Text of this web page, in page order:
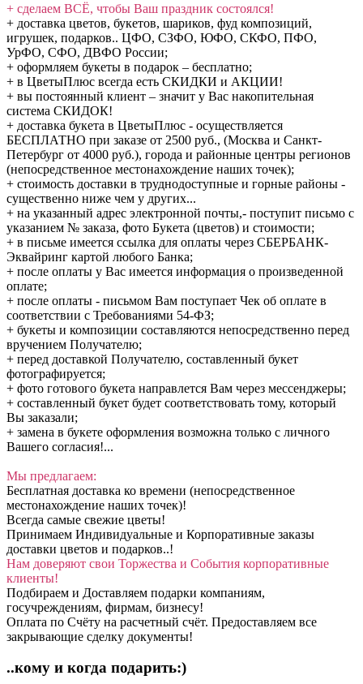
+ сделаем ВСЁ, чтобы Ваш праздник состоялся!
+ доставка цветов, букетов, шариков, фуд композиций,
игрушек, подарков.. ЦФО, СЗФО, ЮФО, СКФО, ПФО,
УрФО, СФО, ДВФО России;
+ оформляем букеты в подарок – бесплатно;
+ в ЦветыПлюс всегда есть СКИДКИ и АКЦИИ!
+ вы постоянный клиент – значит у Вас накопительная
система СКИДОК!
+ доставка букета в ЦветыПлюс - осуществляется
БЕСПЛАТНО при заказе от 2500 руб., (Москва и Санкт-
Петербург от 4000 руб.), города и районные центры регионов
(непосредственное местонахождение наших точек);
+ стоимость доставки в труднодоступные и горные районы -
существенно ниже чем у других...
+ на указанный адрес электронной почты,- поступит письмо с
указанием № заказа, фото Букета (цветов) и стоимости;
+ в письме имеется ссылка для оплаты через СБЕРБАНК-
Эквайринг картой любого Банка;
+ после оплаты у Вас имеется информация о произведенной
оплате;
+ после оплаты - письмом Вам поступает Чек об оплате в
соответствии с Требованиями 54-ФЗ;
+ букеты и композиции составляются непосредственно перед
вручением Получателю;
+ перед доставкой Получателю, составленный букет
фотографируется;
+ фото готового букета направлется Вам через мессенджеры;
+ составленный букет будет соответствовать тому, который
Вы заказали;
+ замена в букете оформления возможна только с личного
Вашего согласия!...
Мы предлагаем:
Бесплатная доставка ко времени (непосредственное
местонахождение наших точек)!
Всегда самые свежие цветы!
Принимаем Индивидуальные и Корпоративные заказы
доставки цветов и подарков..!
Нам доверяют свои Торжества и События корпоративные
клиенты!
Подбираем и Доставляем подарки компаниям,
госучреждениям, фирмам, бизнесу!
Оплата по Счёту на расчетный счёт. Предоставляем все
закрывающие сделку документы!
..кому и когда подарить:)